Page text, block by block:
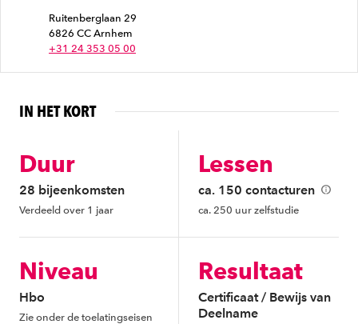
Ruitenberglaan 29
6826 CC Arnhem
+31 24 353 05 00
IN HET KORT
Duur
28 bijeenkomsten
Verdeeld over 1 jaar
Lessen
ca. 150 contacturen
ca. 250 uur zelfstudie
Niveau
Hbo
Zie onder de toelatingseisen
Resultaat
Certificaat / Bewijs van
Deelname